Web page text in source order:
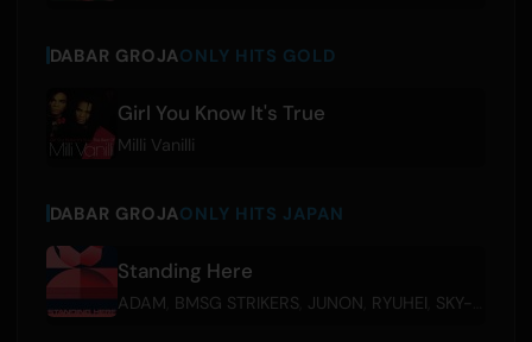
DABAR GROJAONLY HITS GOLD
Girl You Know It's True
Milli Vanilli
DABAR GROJAONLY HITS JAPAN
Standing Here
ADAM BMSG STRIKERS JUNON RYUHEI SKY-HI